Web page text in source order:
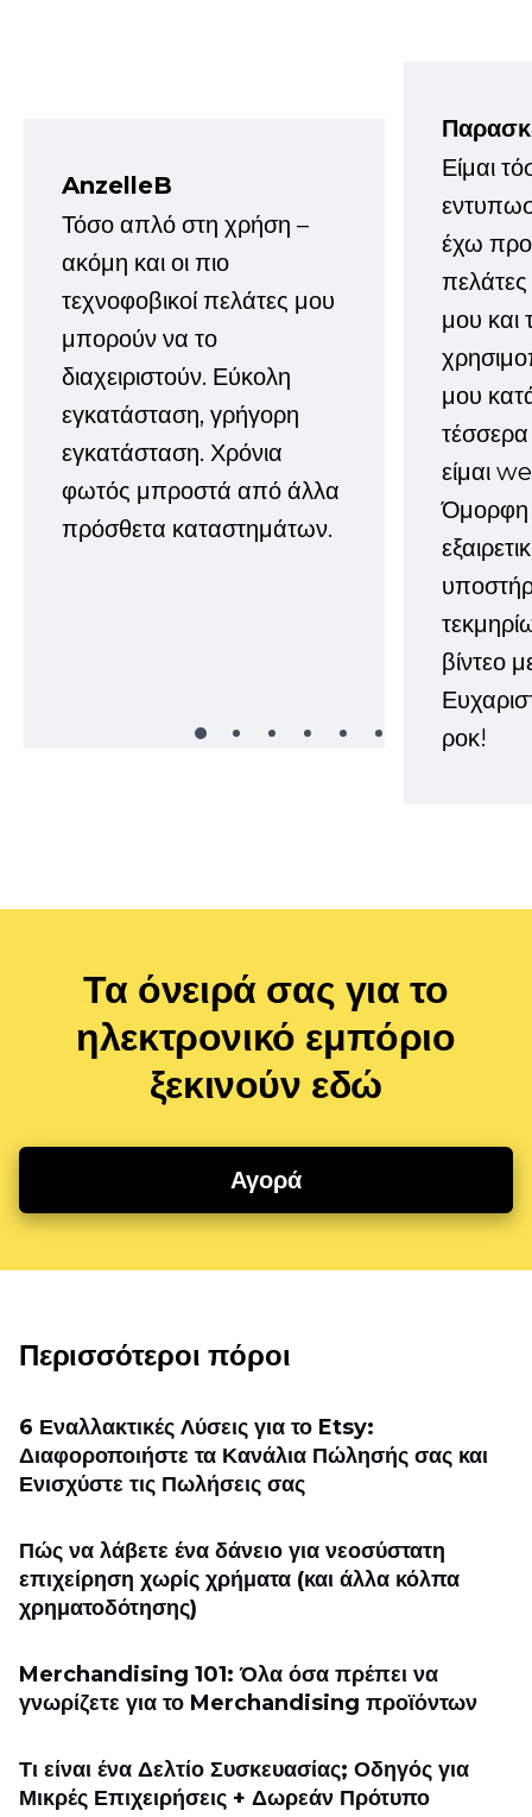
AnzelleB
Τόσο απλό στη χρήση –
ακόμη και οι πιο
τεχνοφοβικοί πελάτες μου
μπορούν να το
διαχειριστούν. Εύκολη
εγκατάσταση, γρήγορη
εγκατάσταση. Χρόνια
φωτός μπροστά από άλλα
πρόσθετα καταστημάτων.
Είμαι
έχω
μου και
μου
είμαι
Όμορφη
βίντεο
ροκ!
Τα όνειρά σας για το
ηλεκτρονικό εμπόριο
ξεκινούν εδώ
Αγορά
Περισσότεροι πόροι
6 Εναλλακτικές Λύσεις για το Etsy:
Διαφοροποιήστε τα Κανάλια Πώλησής σας και
Ενισχύστε τις Πωλήσεις σας
Πώς να λάβετε ένα δάνειο για νεοσύστατη
επιχείρηση χωρίς χρήματα (και άλλα κόλπα
χρηματοδότησης)
Merchandising 101: Όλα όσα πρέπει να
γνωρίζετε για το Merchandising προϊόντων
Τι είναι ένα Δελτίο Συσκευασίας; Οδηγός για
Μικρές Επιχειρήσεις + Δωρεάν Πρότυπο